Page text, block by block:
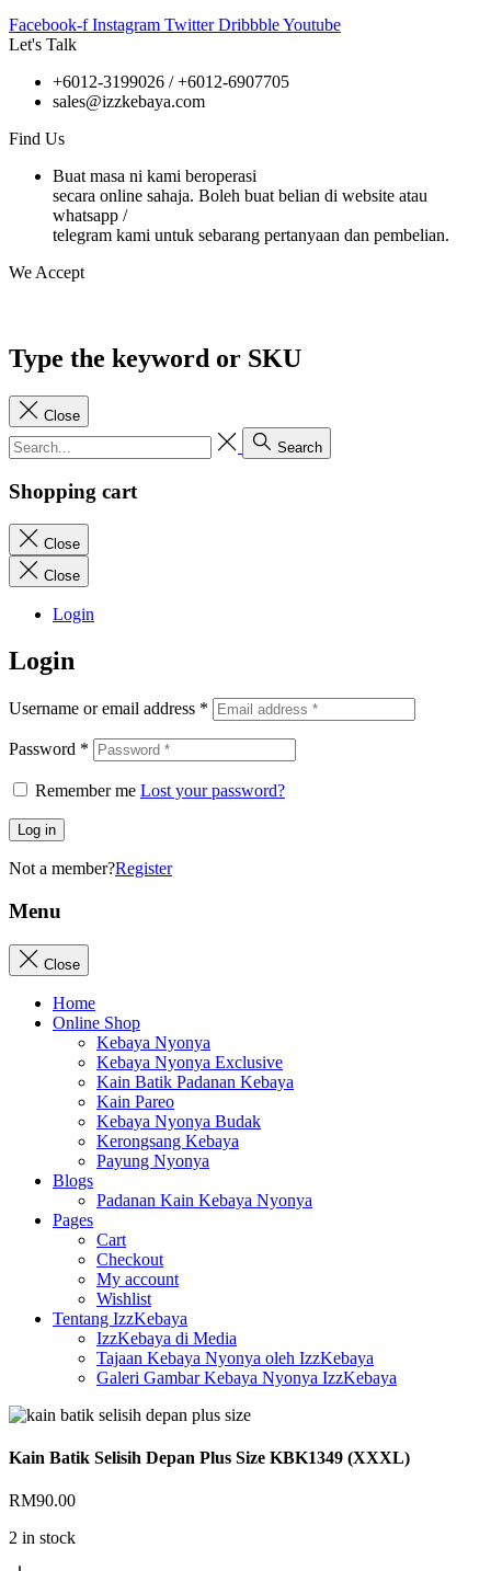
Facebook-f Instagram Twitter DribbbleYoutube
Let's Talk
+6012-3199026 / +6012-6907705
sales@izzkebaya.com
Find Us
Buat masa ni kami beroperasi
secara online sahaja. Boleh buat belian di website atau
whatsapp /
telegram kami untuk sebarang pertanyaan dan pembelian.
We Accept
Type the keyword or SKU
Close
Search
Shopping cart
Close
Close
Login
Login
Username or email address *
Password *
Remember me Lost your password?
Log in
Not a member?Register
Menu
Close
Home
Online Shop
Kebaya Nyonya
Kebaya Nyonya Exclusive
Kain Batik Padanan Kebaya
Kain Pareo
Kebaya Nyonya Budak
Kerongsang Kebaya
Payung Nyonya
Blogs
Padanan Kain Kebaya Nyonya
Pages
Cart
Checkout
My account
Wishlist
Tentang IzzKebaya
IzzKebaya di Media
Tajaan Kebaya Nyonya oleh IzzKebaya
Galeri Gambar Kebaya Nyonya IzzKebaya
Kain Batik Selisih Depan Plus Size KBK1349 (XXXL)
RM90.00
2 in stock